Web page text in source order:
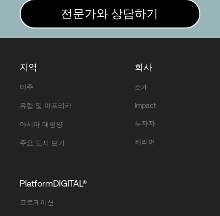
전문가와 상담하기
지역
미주
유럽 및 아프리카
아시아 태평양
주요 도시 보기
회사
소개
Impact
투자자
커리어
PlatformDIGITAL®
코로케이션